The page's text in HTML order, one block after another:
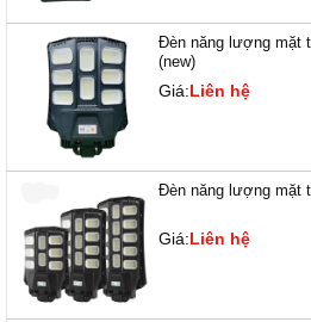
Đèn năng lượng mặt
(new)
Giá:Liên hệ
Đèn năng lượng mặt
Giá:Liên hệ